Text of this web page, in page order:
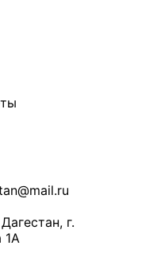
г.
1А